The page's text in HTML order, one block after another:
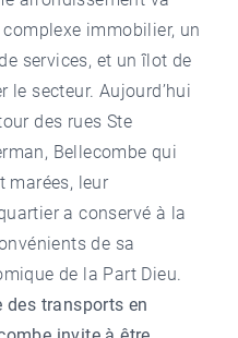
immobilier, un
services, et un îlot de
le secteur. Aujourd’hui
des rues Ste
Bellecombe qui
marées, leur
a conservé à la
de sa
de la Part Dieu.
des transports en